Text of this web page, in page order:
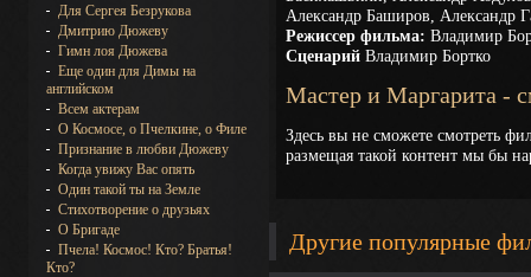
Для Сергея Безрукова
Дмитрию Дюжеву
Гимн лоя Дюжева
Еще один для Димы на
английском
Всем актерам
О Космосе, о Пчелкине, о Филе
Признание в любви Дюжеву
Когда увижу Вас опять
Один такой ты на Земле
Стихотворение о друзьях
О Бригаде
Пчела! Космос! Кто? Братья!
Кто?
Александр Баширов, Александр
Режиссер фильма: Владимир
Сценарий Владимир Бортко
Мастер и Маргарита -
Здесь вы не сможете смотреть
размещая такой контент мы бы
Другие популярные